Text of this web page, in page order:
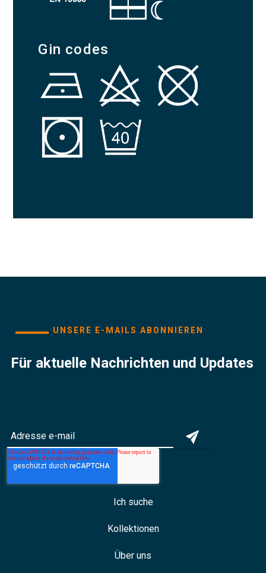
Gin codes
UNSERE E-MAILS ABONNIEREN
Für aktuelle Nachrichten und Updates
Ich suche
Kollektionen
Über uns